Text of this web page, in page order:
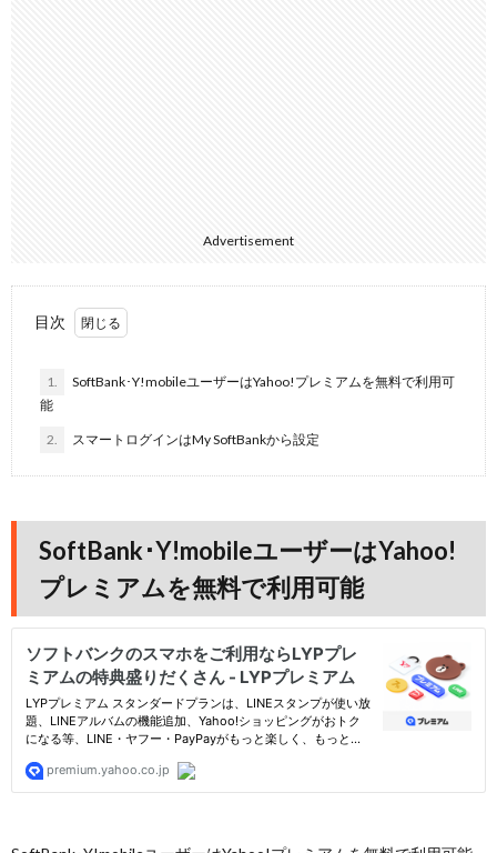
Advertisement
目次
1.
SoftBank･Y!mobileユーザーはYahoo!プレミアムを無料で利用可
能
2. スマートログインはMy SoftBankから設定
SoftBank･Y!mobileユーザーはYahoo!
プレミアムを無料で利用可能